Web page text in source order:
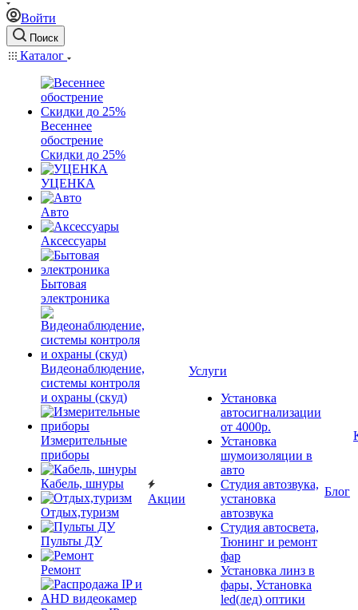
Войти
Поиск
Каталог
Весеннее
обострение
Скидки до 25%
УЦЕНКА
Авто
Аксессуары
Бытовая
электроника
Видеонаблюдение,
системы контроля
и охраны (скуд)
Измерительные
приборы
Кабель, шнуры
Отдых,туризм
Пульты ДУ
Ремонт
Акции
Услуги
Установка
автосигнализации
от 4000р.
Установка
шумоизоляции в
авто
Студия автозвука,
установка
автозвука
Студия автосвета,
Тюнинг и ремонт
фар
Установка линз в
фары, Установка
led(лед) оптики
Блог